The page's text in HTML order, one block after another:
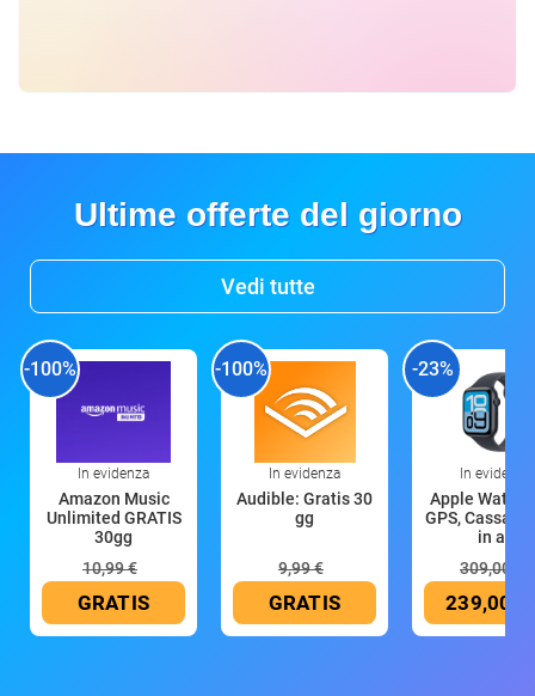
Ultime offerte del giorno
Vedi tutte
-100%
In evidenza
Amazon Music
Unlimited GRATIS
30gg
10,99 €
GRATIS
-100%
In evidenza
Audible: Gratis 30
gg
9,99 €
GRATIS
-23%
In evidenza
Apple Watch
GPS, Cassa
in all
309,00 €
239,00 €